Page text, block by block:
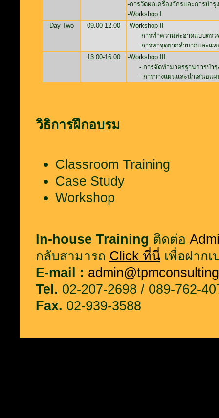
-การวัดผลเครื่องจักรและการบำรุ
-Workshop I
Day Two
09.00-12.00
-Workshop II
-การทำความสะอาดแบบตรว
-การหาจุดยากลำบากและแหล่
13.00-16.00
-Workshop III
- การจัดทำมาตรฐานการบำรุง
- การวางแผนและนำเสนอแผ
วิธิการฝึกอบรม
Classroom Training
Case Study
Workshop
In-house Training ติดต่อ
กลับสามารถ Click ที่นี่เพื่อฝากเ
E-mail :
Tel. 02-207-2698 / 089-762-
Fax. 02-939-3588